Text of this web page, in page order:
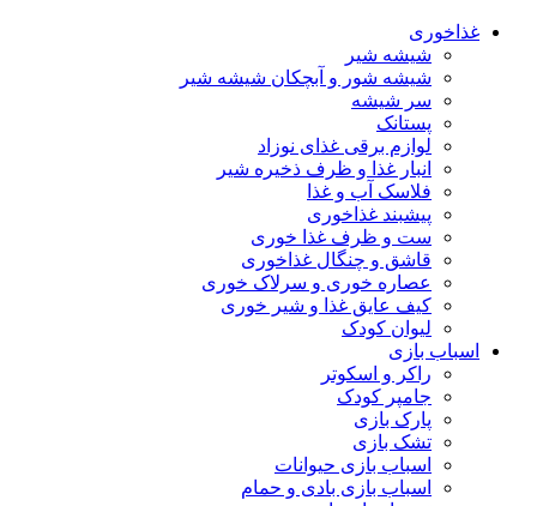
غذاخوری
شیشه شیر
شیشه ‌شور و آبچکان شیشه‌ شیر
سر شیشه
پستانک
لوازم برقی غذای نوزاد
انبار غذا و ظرف ذخیره شیر
فلاسک آب و غذا
پیشبند غذاخوری
ست و ظرف غذا خوری
قاشق و چنگال غذاخوری
عصاره خوری و سرلاک خوری
کیف عایق غذا و شیر خوری
لیوان کودک
اسباب بازی
راکر و اسکوتر
جامپر کودک
پارک بازی
تشک بازی
اسباب بازی حیوانات
اسباب بازی بادی و حمام